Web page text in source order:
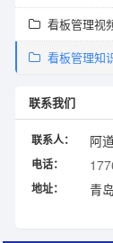
看板管理视
看板管理知
联系我们
联系人： 阿
电话：
地址： 青